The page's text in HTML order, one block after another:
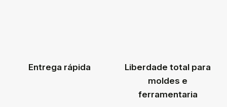
Entrega rápida
Liberdade total para
moldes e
ferramentaria